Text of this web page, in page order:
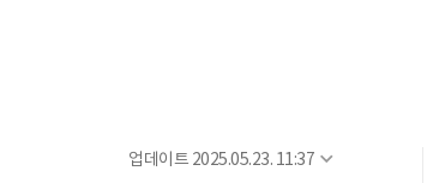
업데이트 2025.05.23. 11:37